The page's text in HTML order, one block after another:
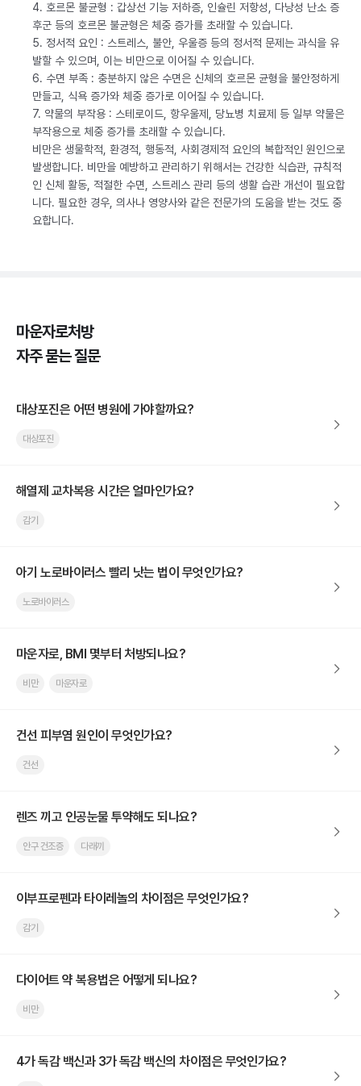
4. 호르몬 불균형 : 갑상선 기능 저하증, 인슐린 저항성, 다낭성 난소 증
후군 등의 호르몬 불균형은 체중 증가를 초래할 수 있습니다.
5. 정서적 요인 : 스트레스, 불안, 우울증 등의 정서적 문제는 과식을 유
발할 수 있으며, 이는 비만으로 이어질 수 있습니다.
6. 수면 부족 : 충분하지 않은 수면은 신체의 호르몬 균형을 불안정하게
만들고, 식욕 증가와 체중 증가로 이어질 수 있습니다.
7. 약물의 부작용 : 스테로이드, 항우울제, 당뇨병 치료제 등 일부 약물은
부작용으로 체중 증가를 초래할 수 있습니다.
비만은 생물학적, 환경적, 행동적, 사회경제적 요인의 복합적인 원인으로
발생합니다. 비만을 예방하고 관리하기 위해서는 건강한 식습관, 규칙적
인 신체 활동, 적절한 수면, 스트레스 관리 등의 생활 습관 개선이 필요합
니다. 필요한 경우, 의사나 영양사와 같은 전문가의 도움을 받는 것도 중
요합니다.
마운자로처방
자주 묻는 질문
대상포진은 어떤 병원에 가야할까요?
대상포진
해열제 교차복용 시간은 얼마인가요?
감기
아기 노로바이러스 빨리 낫는 법이 무엇인가요?
노로바이러스
마운자로, BMI 몇부터 처방되나요?
비만 마운자로
건선 피부염 원인이 무엇인가요?
건선
렌즈 끼고 인공눈물 투약해도 되나요?
안구 건조증 다래끼
이부프로펜과 타이레놀의 차이점은 무엇인가요?
감기
다이어트 약 복용법은 어떻게 되나요?
비만
4가 독감 백신과 3가 독감 백신의 차이점은 무엇인가요?